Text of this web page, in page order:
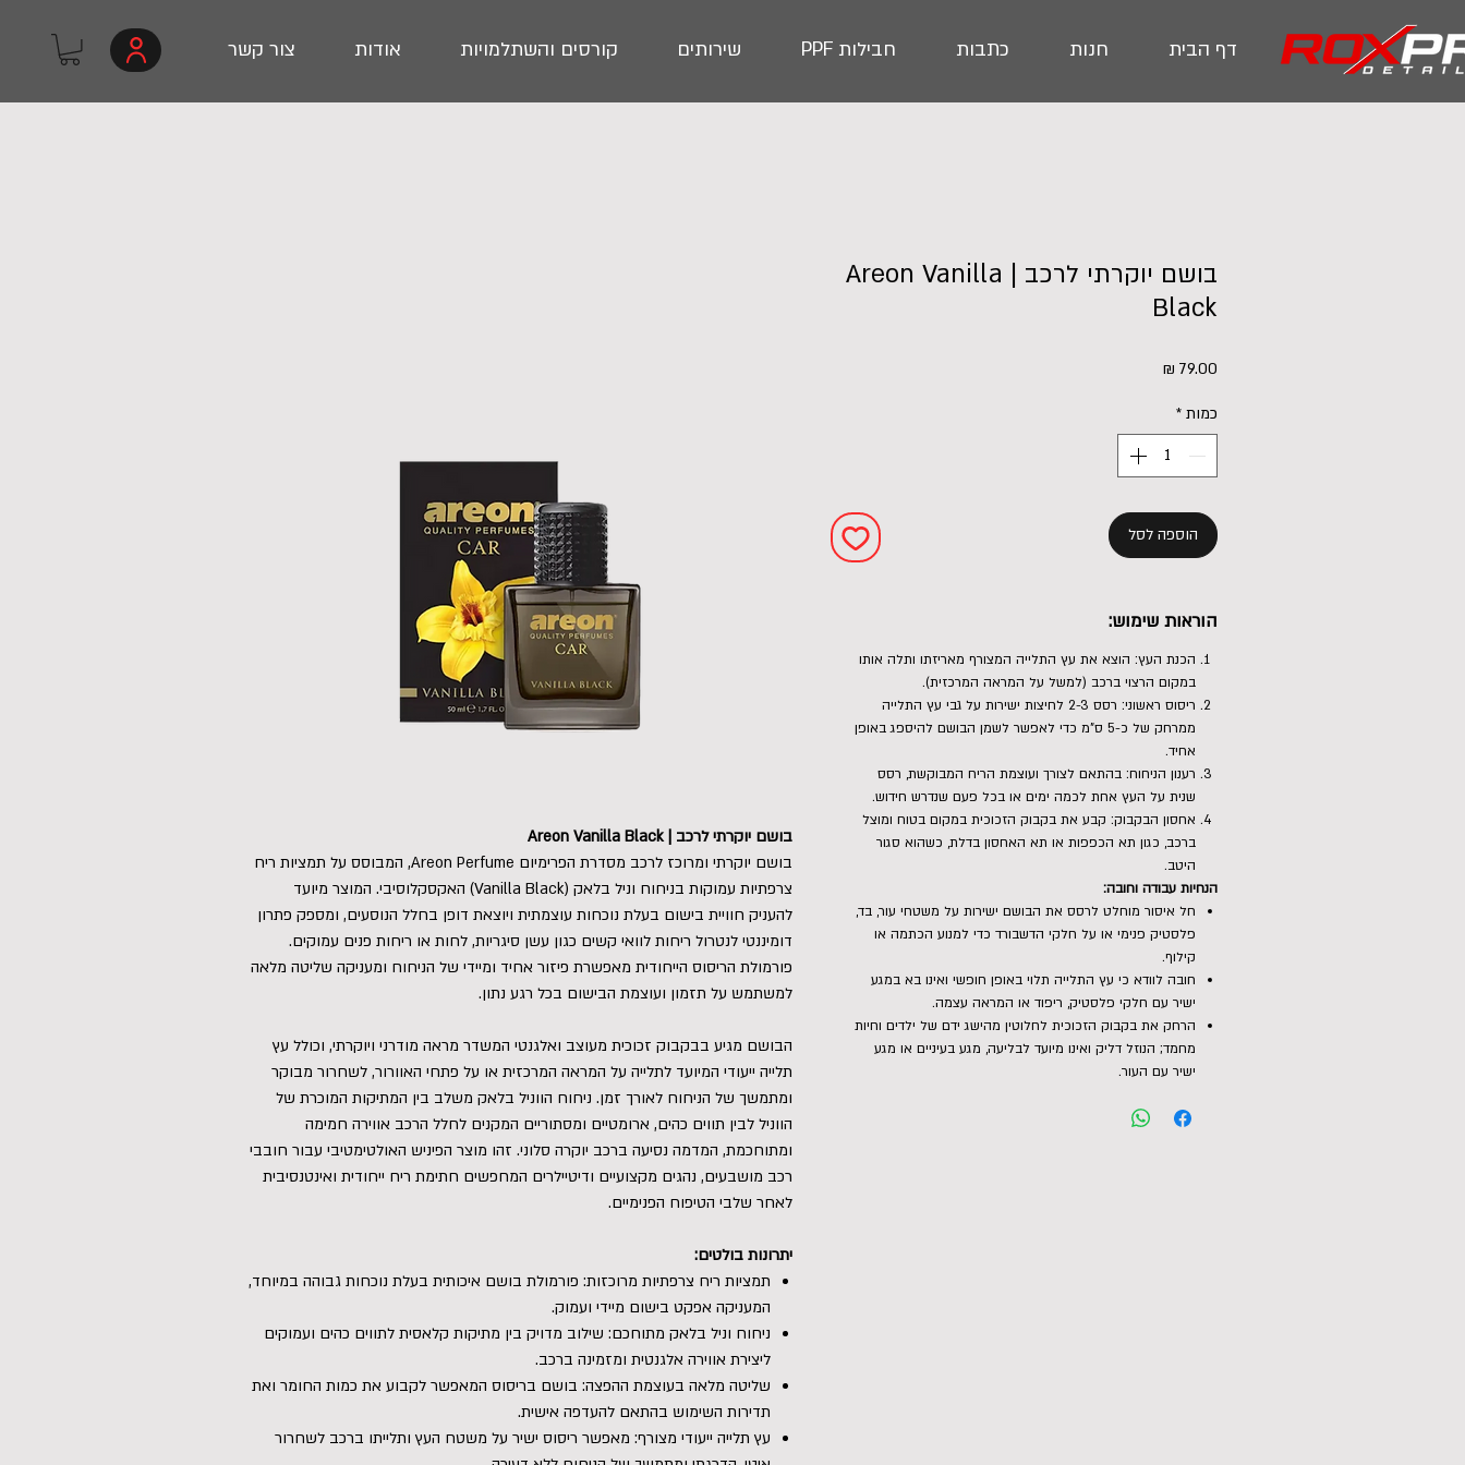
דף הבית חנות כתבות חבילות PPF שירותים קורסים והשתלמויות אודות צור קשר
בושם יוקרתי לרכב | Areon Vanilla Black
בושם יוקרתי ומרוכז לרכב מסדרת הפרימיום Areon Perfume, המבוסס על תמציות ריח
צרפתיות עמוקות בניחוח וניל בלאק (Vanilla Black) האקסקלוסיבי. המוצר מיועד
להעניק חוויית בישום בעלת נוכחות עוצמתית ויוצאת דופן בחלל הנוסעים, ומספק פתרון
דומיננטי לנטרול ריחות לוואי קשים כגון עשן סיגריות, לחות או ריחות פנים עמוקים.
פורמולת הריסוס הייחודית מאפשרת פיזור אחיד ומיידי של הניחוח ומעניקה שליטה מלאה
למשתמש על תזמון ועוצמת הבישום בכל רגע נתון.
הבושם מגיע בבקבוק זכוכית מעוצב ואלגנטי המשדר מראה מודרני ויוקרתי, וכולל עץ
תלייה ייעודי המיועד לתלייה על המראה המרכזית או על פתחי האוורור, לשחרור מבוקר
ומתמשך של הניחוח לאורך זמן. ניחוח הווניל בלאק משלב בין המתיקות המוכרת של
הווניל לבין תווים כהים, ארומטיים ומסתוריים המקנים לחלל הרכב אווירה חמימה
ומתוחכמת, המדמה נסיעה ברכב יוקרה סלוני. זהו מוצר הפיניש האולטימטיבי עבור חובבי
רכב מושבעים, נהגים מקצועיים ודיטיילרים המחפשים חתימת ריח ייחודית ואינטנסיבית
לאחר שלבי הטיפוח הפנימיים.
יתרונות בולטים:
תמציות ריח צרפתיות מרוכזות: פורמולת בושם איכותית בעלת נוכחות גבוהה במיוחד,
המעניקה אפקט בישום מיידי ועמוק.
ניחוח וניל בלאק מתוחכם: שילוב מדויק בין מתיקות קלאסית לתווים כהים ועמוקים
ליצירת אווירה אלגנטית ומזמינה ברכב.
שליטה מלאה בעוצמת ההפצה: בושם בריסוס המאפשר לקבוע את כמות החומר ואת
תדירות השימוש בהתאם להעדפה אישית.
עץ תלייה ייעודי מצורף: מאפשר ריסוס ישיר על משטח העץ ותלייתו ברכב לשחרור
בושם יוקרתי לרכב | Areon Vanilla
Black
כמות *
הוספה לסל
הוראות שימוש:
הכנת העץ: הוצא את עץ התלייה המצורף מאריזתו ותלה אותו
במקום הרצוי ברכב (למשל על המראה המרכזית).
ריסוס ראשוני: רסס 2-3 לחיצות ישירות על גבי עץ התלייה
ממרחק של כ-5 ס"מ כדי לאפשר לשמן הבושם להיספג באופן
אחיד.
רענון הניחוח: בהתאם לצורך ועוצמת הריח המבוקשת, רסס
שנית על העץ אחת לכמה ימים או בכל פעם שנדרש חידוש.
אחסון הבקבוק: קבע את בקבוק הזכוכית במקום בטוח ומוצל
ברכב, כגון תא הכפפות או תא האחסון בדלת, כשהוא סגור
היטב.
הנחיות עבודה וחובה:
חל איסור מוחלט לרסס את הבושם ישירות על משטחי עור, בד,
פלסטיק פנימי או על חלקי הדשבורד כדי למנוע הכתמה או
קילוף.
חובה לוודא כי עץ התלייה תלוי באופן חופשי ואינו בא במגע
ישיר עם חלקי פלסטיק, ריפוד או המראה עצמה.
הרחק את בקבוק הזכוכית לחלוטין מהישג ידם של ילדים וחיות
מחמד; הנוזל דליק ואינו מיועד לבליעה, מגע בעיניים או מגע
ישיר עם העור.